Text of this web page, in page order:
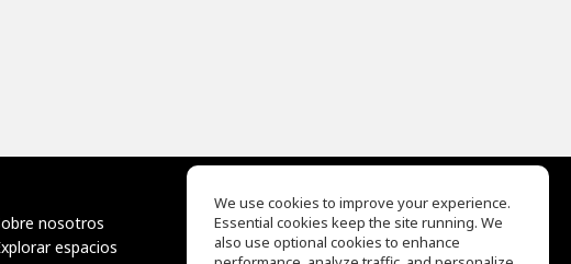
nosotros
espacios
EQ Ear Training
Drum Machine
We use cookies to improve your experience.
Essential cookies keep the site running. We
also use optional cookies to enhance